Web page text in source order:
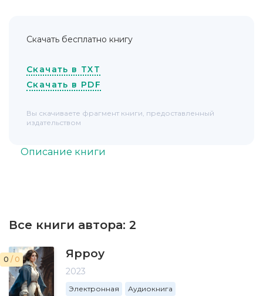
Описание книги
Все книги автора: 2
0 / 0 Ярроу
2023
Электронная Аудиокнига
Скачать бесплатно книгу
Скачать в TXT
Скачать в PDF
Вы скачиваете фрагмент книги, предоставленный
издательством